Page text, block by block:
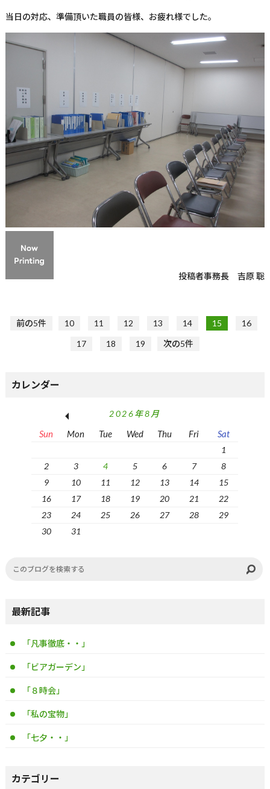
当日の対応、準備頂いた職員の皆様、お疲れ様でした。
投稿者事務長 吉原 聡
前の5件 10 11 12 13 14 15
16
17
18 19 次の5件
カレンダー
2026年8月
Sun Mon Tue Wed Thu Fri Sat
1
2
3 4 5 6 7
8
9
10 11 12 13 14
15
16
17 18 19 20 21
22
23
24 25 26 27 28
29
30
31
最新記事
「凡事徹底・・」
「ビアガーデン」
「８時会」
「私の宝物」
「七夕・・」
カテゴリー